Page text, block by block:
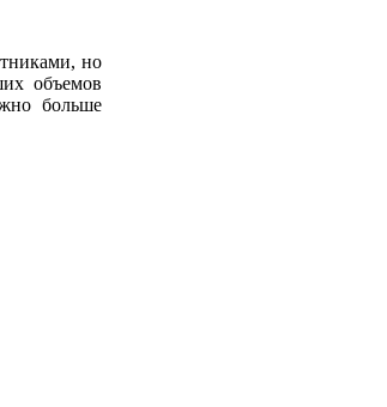
но
объемов
больше